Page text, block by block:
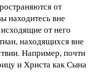
от
находитесь вне
от него
находящихся вне
Например, почти
и Христа как Сына